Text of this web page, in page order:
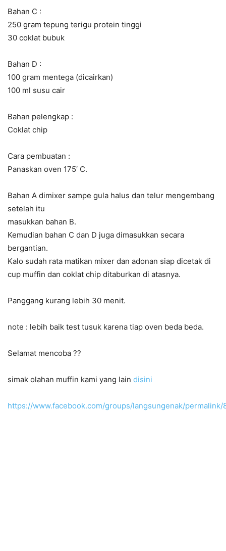
Bahan C :
250 gram tepung terigu protein tinggi
30 coklat bubuk
Bahan D :
100 gram mentega (dicairkan)
100 ml susu cair
Bahan pelengkap :
Coklat chip
Cara pembuatan :
Panaskan oven 175′ C.
Bahan A dimixer sampe gula halus dan telur mengembang
setelah itu
masukkan bahan B.
Kemudian bahan C dan D juga dimasukkan secara
bergantian.
Kalo sudah rata matikan mixer dan adonan siap dicetak di
cup muffin dan coklat chip ditaburkan di atasnya.
Panggang kurang lebih 30 menit.
note : lebih baik test tusuk karena tiap oven beda beda.
Selamat mencoba ??
simak olahan muffin kami yang lain disini
https://www.facebook.com/groups/langsungenak/